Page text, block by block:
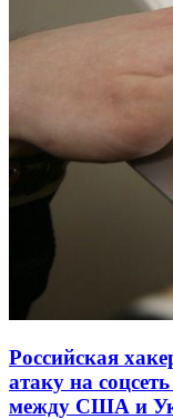
Российская
атаку на
между США и